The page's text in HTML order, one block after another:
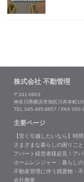
株式会社 不動管理
〒241-0803
神奈川県横浜市旭区川井本町
TEL 045-465-6857 / FAX 050-
主要ページ
【安く引越したいなら】時
さまざまな暮らしの困りご
アパート経営者様必見！ア
ホームレンジャー：暮らし
不動産管理に伴う残置物・
会社概要